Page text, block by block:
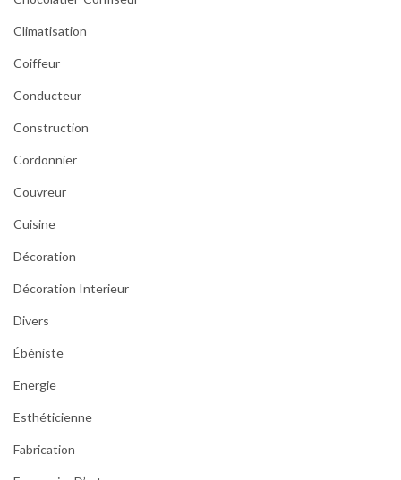
Climatisation
Coiffeur
Conducteur
Construction
Cordonnier
Couvreur
Cuisine
Décoration
Décoration Interieur
Divers
Ébéniste
Energie
Esthéticienne
Fabrication